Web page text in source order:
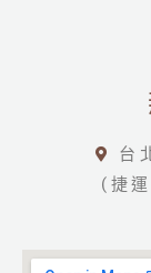
台
(捷運松